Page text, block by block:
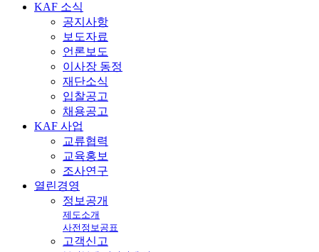
KAF 소식
공지사항
보도자료
언론보도
이사장 동정
재단소식
입찰공고
채용공고
KAF 사업
교류협력
교육홍보
조사연구
열린경영
정보공개
제도소개
사전정보공표
고객신고